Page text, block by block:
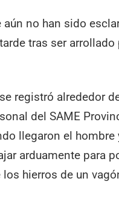
no han sido
tras ser
registró alrededor
del SAME
llegaron el
arduamente para
hierros de un